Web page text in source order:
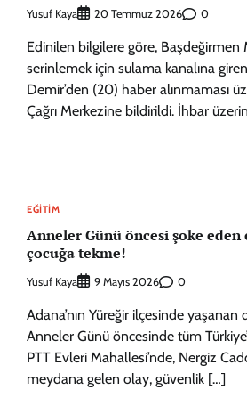
Yusuf Kaya 20 Temmuz 2026 0
Edinilen bilgilere göre, Başdeğirmen
serinlemek için sulama kanalına
Demir’den (20) haber alınmaması
Çağrı Merkezine bildirildi. İhbar
EĞITIM
Anneler Günü öncesi şoke eden
çocuğa tekme!
Yusuf Kaya 9 Mayıs 2026 0
Adana’nın Yüreğir ilçesinde
Anneler Günü öncesinde tüm
PTT Evleri Mahallesi’nde, Nergiz
meydana gelen olay, güvenlik […]